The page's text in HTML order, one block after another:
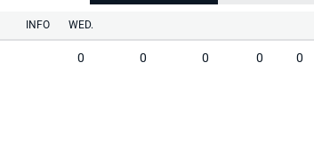
INFO WED.
0 0 0 0 0